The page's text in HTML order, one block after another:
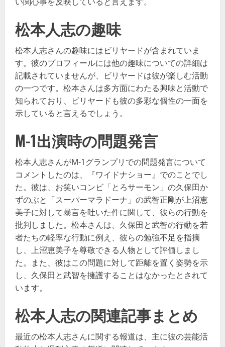
松本人志の趣味
松本人志さんの趣味にはビリヤードが含まれていま
す。彼のプロフィールには他の趣味についての詳細は
記載されていませんが、ビリヤードは彼が楽しむ活動
の一つです。松本さんは多方面にわたる興味と活動で
知られており、ビリヤードも彼の多彩な個性の一面を
示していると言えるでしょう​​。
M-1出演時の問題発言
松本人志さんがM-1グランプリでの問題発言について
コメントしたのは、『ワイドナショー』でのことでし
た。彼は、お笑いコンビ「とろサーモン」の久保田か
ずのぶと「スーパーマラドーナ」の武智正剛が上沼恵
美子に対して暴言を吐いた件に関して、彼らの行動を
批判しました。松本さんは、久保田と武智の行動を若
者たちの軽率な行動に例え、彼らの勉強不足を指摘
し、上沼恵美子を尊敬できる人物として評価しまし
た。また、彼はこの問題に対して距離を置く姿勢を示
し、久保田と武智を擁護することはなかったとされて
います​​。
松本人志の関連記事まとめ
最近の松本人志さんに関する報道は、主に彼の芸能活